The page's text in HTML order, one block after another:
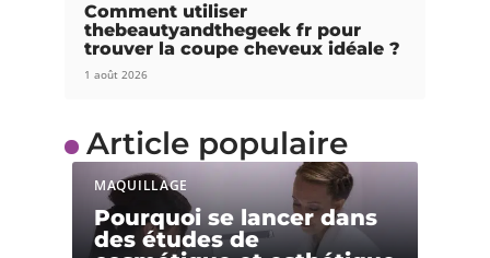
Comment utiliser
thebeautyandthegeek fr pour
trouver la coupe cheveux idéale ?
1 août 2026
Article populaire
MAQUILLAGE
Pourquoi se lancer dans
des études de